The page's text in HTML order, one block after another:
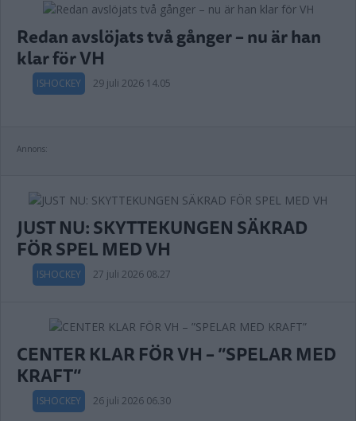
Redan avslöjats två gånger – nu är han
klar för VH
ISHOCKEY 29 juli 2026 14.05
Annons:
JUST NU: SKYTTEKUNGEN SÄKRAD
FÖR SPEL MED VH
ISHOCKEY 27 juli 2026 08.27
CENTER KLAR FÖR VH – ”SPELAR MED
KRAFT”
ISHOCKEY 26 juli 2026 06.30